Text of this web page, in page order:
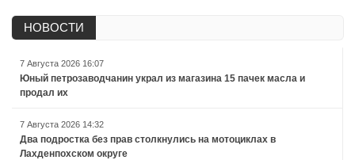
НОВОСТИ
7 Августа 2026 16:07
Юный петрозаводчанин украл из магазина 15 пачек масла и
продал их
7 Августа 2026 14:32
Два подростка без прав столкнулись на мотоциклах в
Лахденпохском округе